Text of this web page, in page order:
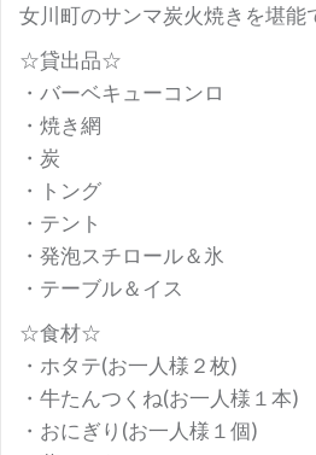
女川町のサンマ炭火焼きを堪能
☆貸出品☆
・バーベキューコンロ
・焼き網
・炭
・トング
・テント
・発泡スチロール＆氷
・テーブル＆イス
☆食材☆
・ホタテ(お一人様２枚)
・牛たんつくね(お一人様１本)
・おにぎり(お一人様１個)